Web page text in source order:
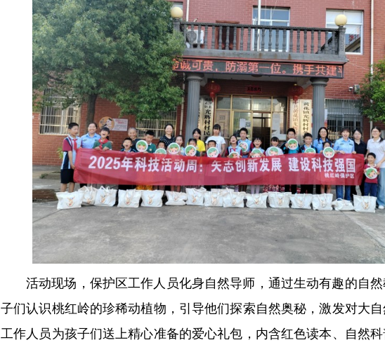
活动现场，保护区工作人员化身自然导师，通过生动有趣的自
子们认识桃红岭的珍稀动植物，引导他们探索自然奥秘，激发对大自
工作人员为孩子们送上精心准备的爱心礼包，内含红色读本、自然